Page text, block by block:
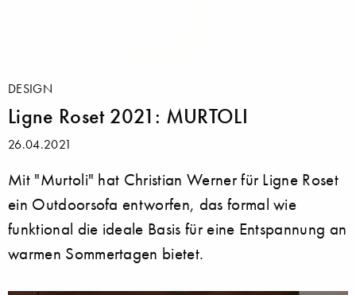
DESIGN
Ligne Roset 2021: MURTOLI
26.04.2021
Mit "Murtoli" hat Christian Werner für Ligne Roset
ein Outdoorsofa entworfen, das formal wie
funktional die ideale Basis für eine Entspannung an
warmen Sommertagen bietet.